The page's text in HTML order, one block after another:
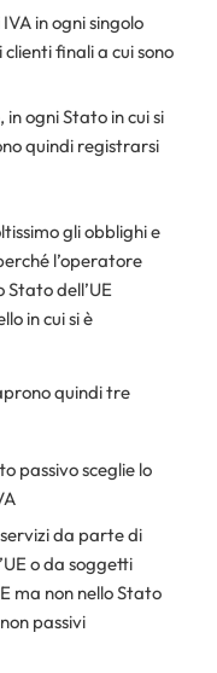
in ogni singolo
finali a cui sono
ogni Stato in cui si
quindi registrarsi
gli obblighi e
l’operatore
Stato dell’UE
in cui si è
quindi tre
passivo sceglie lo
da parte di
o da soggetti
ma non nello Stato
passivi